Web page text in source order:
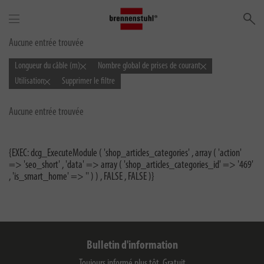
Aucune entrée trouvée
Longueur du câble (m)
Nombre global de prises de courant
Utilisation
Supprimer le filtre
Aucune entrée trouvée
{EXEC: dcg_ExecuteModule ( 'shop_articles_categories' , array ( 'action'
=> 'seo_short' , 'data' => array ( 'shop_articles_categories_id' => '469'
, 'is_smart_home' => '' ) ) , FALSE , FALSE )}
Bulletin d'information